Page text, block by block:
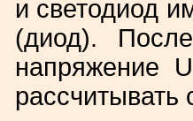
и светодиод
(диод).
напряжение
рассчитывать